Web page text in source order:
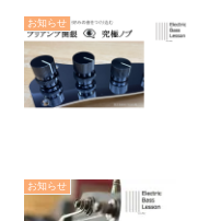
お知らせ
お知らせ